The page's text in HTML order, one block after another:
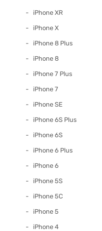
iPhone XR
iPhone X
iPhone 8 Plus
iPhone 8
iPhone 7 Plus
iPhone 7
iPhone SE
iPhone 6S Plus
iPhone 6S
iPhone 6 Plus
iPhone 6
iPhone 5S
iPhone 5C
iPhone 5
iPhone 4